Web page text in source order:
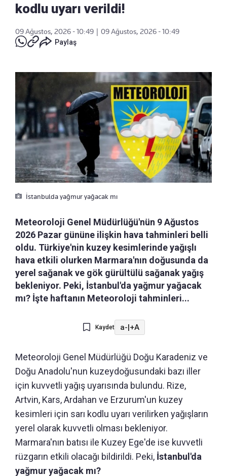
kodlu uyarı verildi!
09 Ağustos, 2026 - 10:49
09 Ağustos, 2026 - 10:49
Paylaş
İstanbulda yağmur yağacak mı
Meteoroloji Genel Müdürlüğü'nün 9 Ağustos
2026 Pazar gününe ilişkin hava tahminleri belli
oldu. Türkiye'nin kuzey kesimlerinde yağışlı
hava etkili olurken Marmara'nın doğusunda da
yerel sağanak ve gök gürültülü sağanak yağış
bekleniyor. Peki, İstanbul'da yağmur yağacak
mı? İşte haftanın Meteoroloji tahminleri...
Kaydet a-|+A
Meteoroloji Genel Müdürlüğü Doğu Karadeniz ve
Doğu Anadolu'nun kuzeydoğusundaki bazı iller
için kuvvetli yağış uyarısında bulundu. Rize,
Artvin, Kars, Ardahan ve Erzurum'un kuzey
kesimleri için sarı kodlu uyarı verilirken yağışların
yerel olarak kuvvetli olması bekleniyor.
Marmara'nın batısı ile Kuzey Ege'de ise kuvvetli
rüzgarın etkili olacağı bildirildi. Peki, İstanbul'da
yağmur yağacak mı?